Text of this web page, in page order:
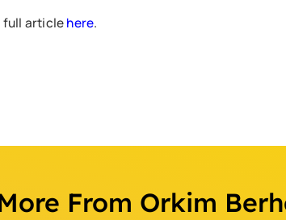
full articlehere.
From Orkim